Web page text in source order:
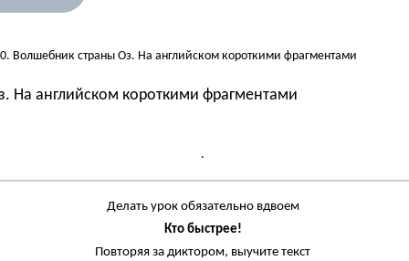
Волшебник страны Оз. На английском короткими фрагментами
На английском короткими фрагментами
.
Делать урок обязательно вдвоем
Кто быстрее!
Повторяя за диктором, выучите текст